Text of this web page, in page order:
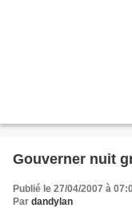
Gouverner nuit
Publié le 27/04/2007 à
Par dandylan